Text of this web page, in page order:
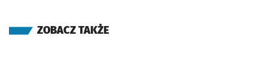
ZOBACZ TAKŻE